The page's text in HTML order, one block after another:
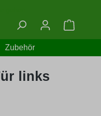
Zubehör
links